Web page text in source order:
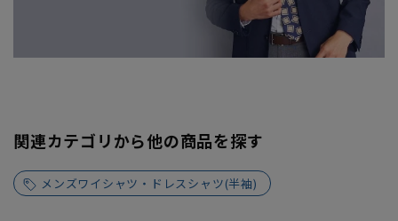
関連カテゴリから他の商品を探す
メンズワイシャツ・ドレスシャツ(半袖)